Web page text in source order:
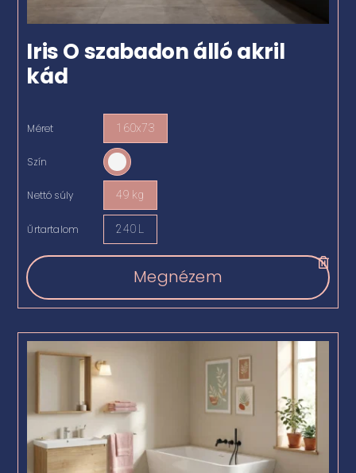
Iris O szabadon álló akril
kád
Méret 160x73
Szín
Nettó súly 49 kg
Űrtartalom 240 L
Megnézem